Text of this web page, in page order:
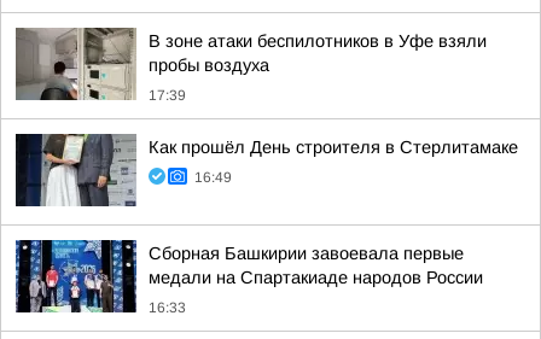
В зоне атаки беспилотников в Уфе взяли
пробы воздуха
17:39
Как прошёл День строителя в Стерлитамаке
16:49
Сборная Башкирии завоевала первые
медали на Спартакиаде народов России
16:33